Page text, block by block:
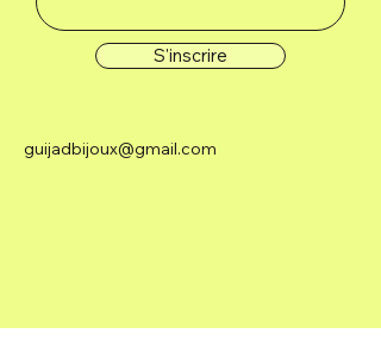
S'inscrire
guijadbijoux@gmail.com